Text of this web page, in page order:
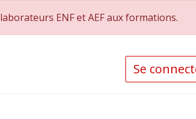
ENF et AEF aux formations.
Se